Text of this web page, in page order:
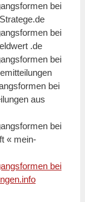
bei
bei
.de
bei
bei
aus
bei
« mein-
bei